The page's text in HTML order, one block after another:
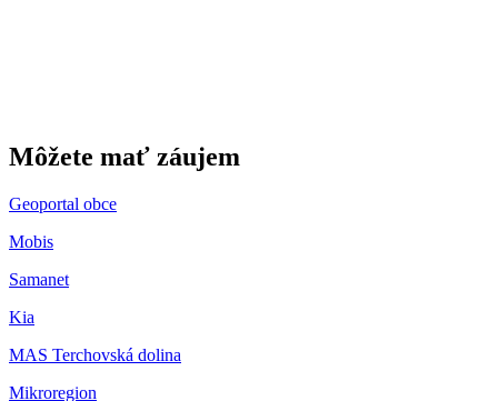
Môžete mať záujem
Geoportal obce
Mobis
Samanet
Kia
MAS Terchovská dolina
Mikroregion